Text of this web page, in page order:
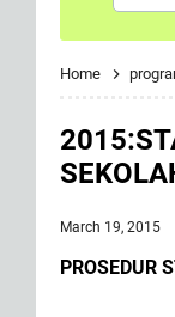
Home
March 19, 2015
PROSEDUR